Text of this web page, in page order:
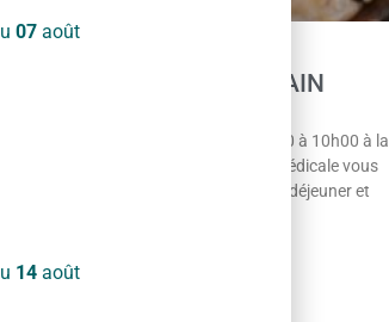
PETIT-DÉJEUNER SAIN
Le vendredi 14 février de 09h00 à 10h00 à la
Maison Médicale La Maison Médicale vous
invite à venir partager un petit-déjeuner et
LIRE LA SUITE »
07août
14août